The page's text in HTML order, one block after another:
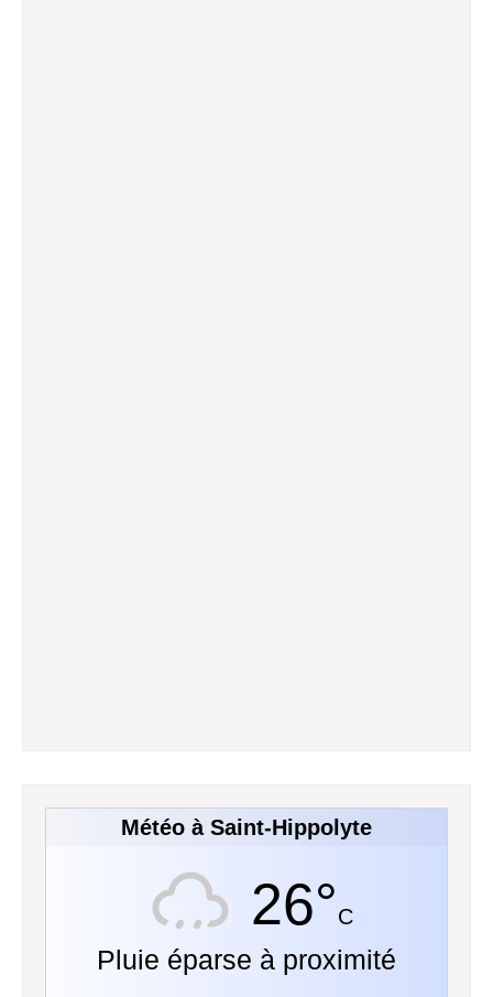
Météo à Saint-Hippolyte
26°C
Pluie éparse à proximité